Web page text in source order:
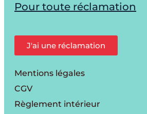
Pour toute réclamation
J'ai une réclamation
Mentions légales
CGV
Règlement intérieur